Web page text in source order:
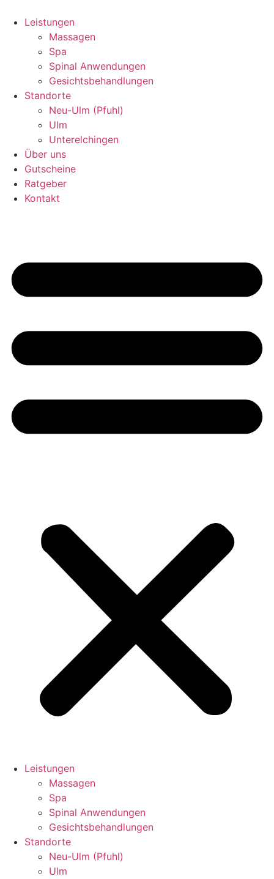
Leistungen
Massagen
Spa
Spinal Anwendungen
Gesichtsbehandlungen
Standorte
Neu-Ulm (Pfuhl)
Ulm
Unterelchingen
Über uns
Gutscheine
Ratgeber
Kontakt
Leistungen
Massagen
Spa
Spinal Anwendungen
Gesichtsbehandlungen
Standorte
Neu-Ulm (Pfuhl)
Ulm